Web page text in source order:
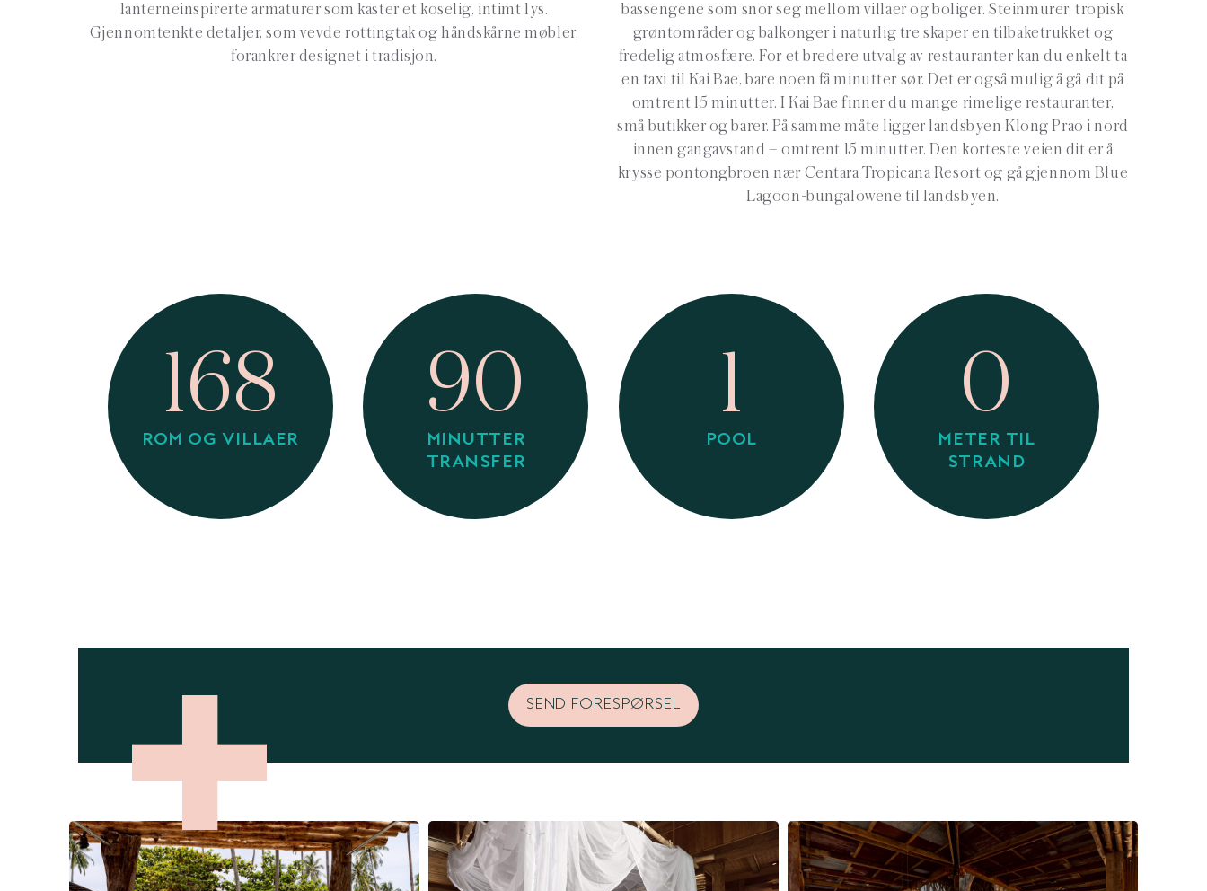
lanterneinspirerte armaturer som kaster et koselig, intimt lys.
Gjennomtenkte detaljer, som vevde rottingtak og håndskårne møbler,
forankrer designet i tradisjon.
bassengene som snor seg mellom villaer og boliger. Steinmurer, tropisk
grøntområder og balkonger i naturlig tre skaper en tilbaketrukket og
fredelig atmosfære. For et bredere utvalg av restauranter kan du enkelt ta
en taxi til Kai Bae, bare noen få minutter sør. Det er også mulig å gå dit på
omtrent 15 minutter. I Kai Bae finner du mange rimelige restauranter,
små butikker og barer. På samme måte ligger landsbyen Klong Prao i nord
innen gangavstand – omtrent 15 minutter. Den korteste veien dit er å
krysse pontongbroen nær Centara Tropicana Resort og gå gjennom Blue
Lagoon-bungalowene til landsbyen.
168
ROM OG VILLAER
90
MINUTTER
TRANSFER
1
POOL
0
METER TIL
STRAND
SEND FORESPØRSEL